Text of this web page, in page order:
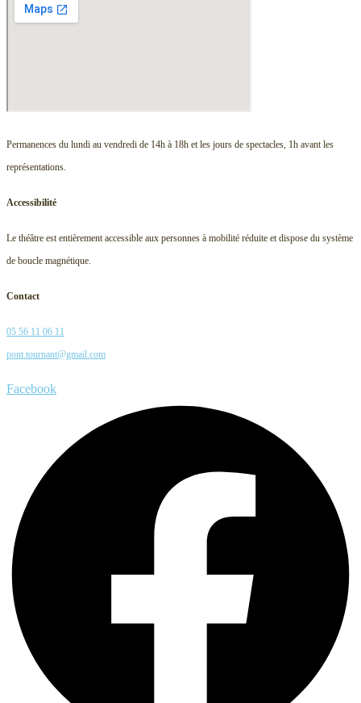
Permanences du lundi au vendredi de 14h à 18h et les jours de spectacles, 1h avant les
représentations.
Accessibilité
Le théâtre est entièrement accessible aux personnes à mobilité réduite et dispose du système
de boucle magnétique.
Contact
05 56 11 06 11
pont.tournant@gmail.com
Facebook